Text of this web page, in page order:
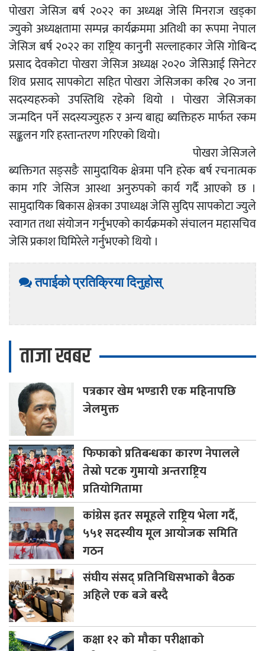
पोखरा जेसिज बर्ष २०२२ का अध्यक्ष जेसि मिनराज खड्का
ज्युको अध्यक्षतामा सम्पन्न कार्यक्रममा अतिथी का रूपमा नेपाल
जेसिज बर्ष २०२२ का राष्ट्रिय कानुनी सल्लाहकार जेसि गोबिन्द
प्रसाद देवकोटा पोखरा जेसिज अध्यक्ष २०२० जेसिआई सिनेटर
शिव प्रसाद सापकोटा सहित पोखरा जेसिजका करिब २० जना
सदस्यहरुको उपस्तिथि रहेको थियो । पोखरा जेसिजका
जन्मदिन पर्ने सदस्यज्युहरु र अन्य बाह्य ब्यक्तिहरु मार्फत रकम
सङ्कलन गरि हस्तान्तरण गरिएको थियो।
पोखरा जेसिजले
ब्यक्तिगत सङ्सङै सामुदायिक क्षेत्रमा पनि हरेक बर्ष रचनात्मक
काम गरि जेसिज आस्था अनुरुपको कार्य गर्दै आएको छ ।
सामुदायिक बिकास क्षेत्रका उपाध्यक्ष जेसि सुदिप सापकोटा ज्युले
स्वागत तथा संयोजन गर्नुभएको कार्यक्रमको संचालन महासचिव
जेसि प्रकाश घिमिरेले गर्नुभएको थियो ।
तपाईको प्रतिक्रिया दिनुहोस्
ताजा खबर
पत्रकारखेम भण्डारी एक महिनापछि
जेलमुक्त
फिफाकोप्रतिबन्धका कारण नेपालले
तेस्रो पटक गुमायो अन्तराष्ट्रिय
प्रतियोगितामा
कांग्रेसइतर समूहले राष्ट्रिय भेला गर्दै,
५५१ सदस्यीय मूल आयोजक समिति
गठन
संघीयसंसद् प्रतिनिधिसभाको बैठक
अहिले एक बजे बस्दै
कक्षा१२ को मौका परीक्षाको